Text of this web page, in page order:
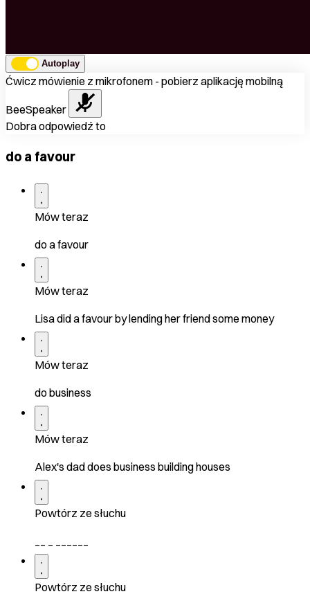
Autoplay
Ćwicz mówienie z mikrofonem - pobierz aplikację mobilną
BeeSpeaker
Dobra odpowiedź to
do a favour
Mów teraz
do a favour
Mów teraz
Lisa did a favour by lending her friend some money
Mów teraz
do business
Mów teraz
Alex's dad does business building houses
Powtórz ze słuchu
Powtórz ze słuchu